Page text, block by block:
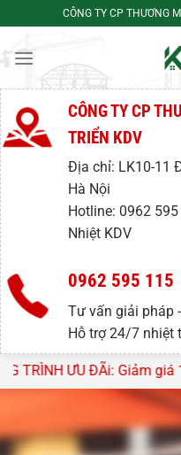
nội
CÔNG TY CP THƯƠNG
CÔNG TY CP
TRIỂN KDV
Địa chỉ: LK10-11
Hà Nội
Hotline: 0962
Nhiệt KDV
0962 595 115
Tư vấn giải pháp
Hỗ trợ 24/7 nhiệt
Giảm giá 10% tất cả các